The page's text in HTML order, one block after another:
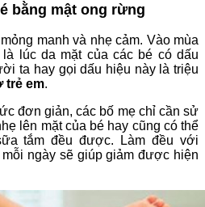
bằng mật ong rừng
manh và nhẹ cảm. Vào mùa
lúc da mặt của các bé có dấu
ta hay gọi dấu hiệu này là triệu
trẻ em.
đơn giản, các bố mẹ chỉ cần sử
lên mặt của bé hay cũng có thể
tắm đều được. Làm đều với
ngày sẽ giúp giảm được hiện